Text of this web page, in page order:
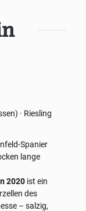
· Riesling
Spanier
lange
2020 ist ein
des
– salzig,